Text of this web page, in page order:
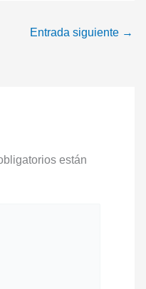
Entrada siguiente →
están